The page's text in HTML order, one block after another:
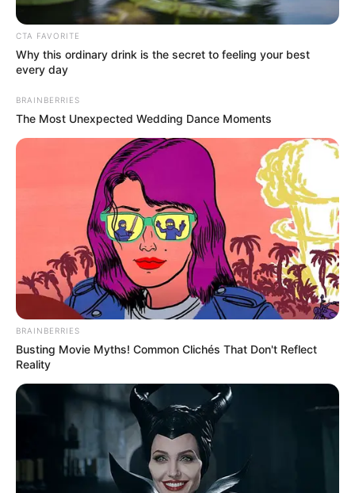
Posted
in
Friss hírek
Magyar Péter kemény levelet írt
Orbán apjának!
May 29, 2026
CTA FAVORITE
Why this ordinary drink is the secret to feeling your best
every day
BRAINBERRIES
The Most Unexpected Wedding Dance Moments
BRAINBERRIES
Busting Movie Myths! Common Clichés That Don't Reflect
Reality